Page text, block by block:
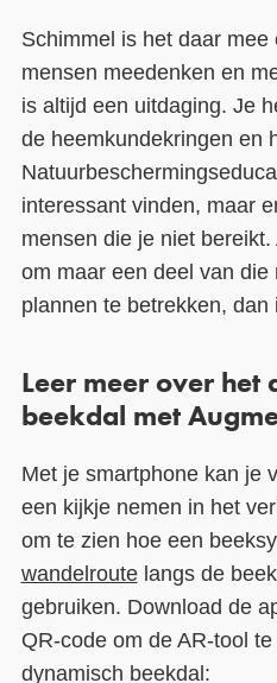
Schimmel is het daar mee
mensen meedenken en
is altijd een uitdaging. Je
de heemkundekringen en
interessant vinden, maar
mensen die je niet
om maar een deel van die
plannen te betrekken, dan
Leer meer over het
beekdal met
Met je smartphone kan je
een kijkje nemen in het
om te zien hoe een
wandelroutelangs de
gebruiken. Download de
QR-code om de AR-tool
dynamisch beekdal: